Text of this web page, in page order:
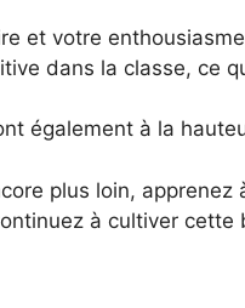
et votre
dans la classe, ce
également à la
plus loin,
à cultiver